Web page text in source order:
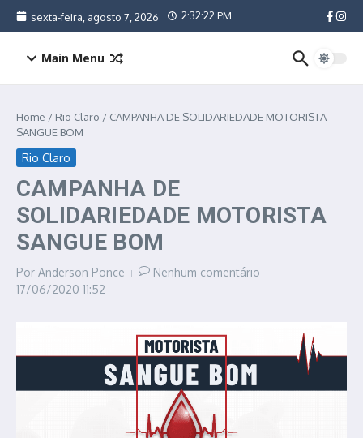
Ir para o conteúdo
sexta-feira, agosto 7, 2026 2:32:22 PM
Main Menu
Home / Rio Claro / CAMPANHA DE SOLIDARIEDADE MOTORISTA
SANGUE BOM
Rio Claro
CAMPANHA DE
SOLIDARIEDADE MOTORISTA
SANGUE BOM
Por Anderson Ponce
Nenhum comentário
17/06/2020 11:52